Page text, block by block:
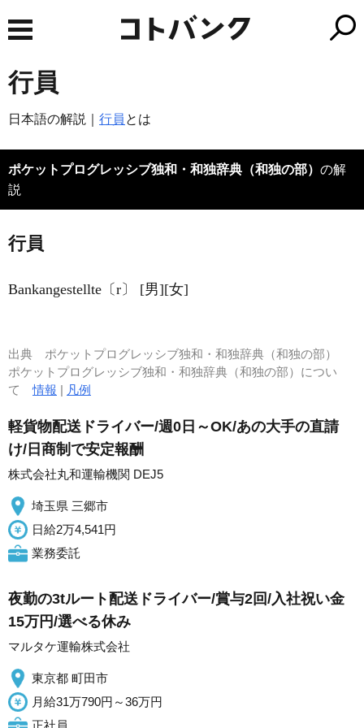
行員
日本語の解説｜ 行員 とは
ポケットプログレッシブ独和・和独辞典（和独の部） の解
説
行員
Bankangestellte〔r〕 [男][女]
出典 ポケットプログレッシブ独和・和独辞典（和独の部）
ポケットプログレッシブ独和・和独辞典（和独の部）につい
て情報 | 凡例
軽貨物配送ドライバー/週0日～OK/あの大手の直請
け/日商制で安定報酬
株式会社丸和運輸機関 DEJ5
埼玉県 三郷市
日給2万4,541円
業務委託
夜勤の3tルート配送ドライバー/賞与2回/入社祝い金
15万円/選べる休み
マルタケ運輸株式会社
東京都 町田市
月給31万790円～36万円
正社員